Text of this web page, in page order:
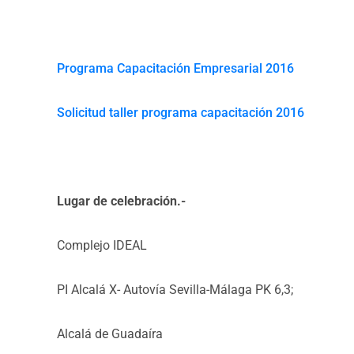
Programa Capacitación Empresarial 2016
Solicitud taller programa capacitación 2016
Lugar de celebración.-
Complejo IDEAL
PI Alcalá X- Autovía Sevilla-Málaga PK 6,3;
Alcalá de Guadaíra